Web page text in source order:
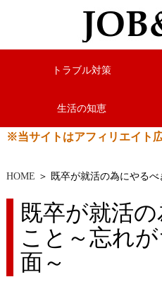
トラブル対策
生活の知恵
※当サイトはアフィリエイト
HOME ＞ 既卒が就活の為にやる
既卒が就活
こと～忘れ
面～